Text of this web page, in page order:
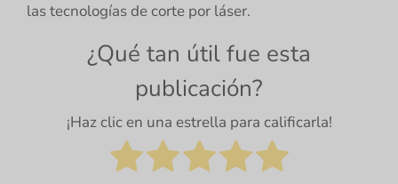
las tecnologías de corte por láser.
¿Qué tan útil fue esta
publicación?
¡Haz clic en una estrella para calificarla!